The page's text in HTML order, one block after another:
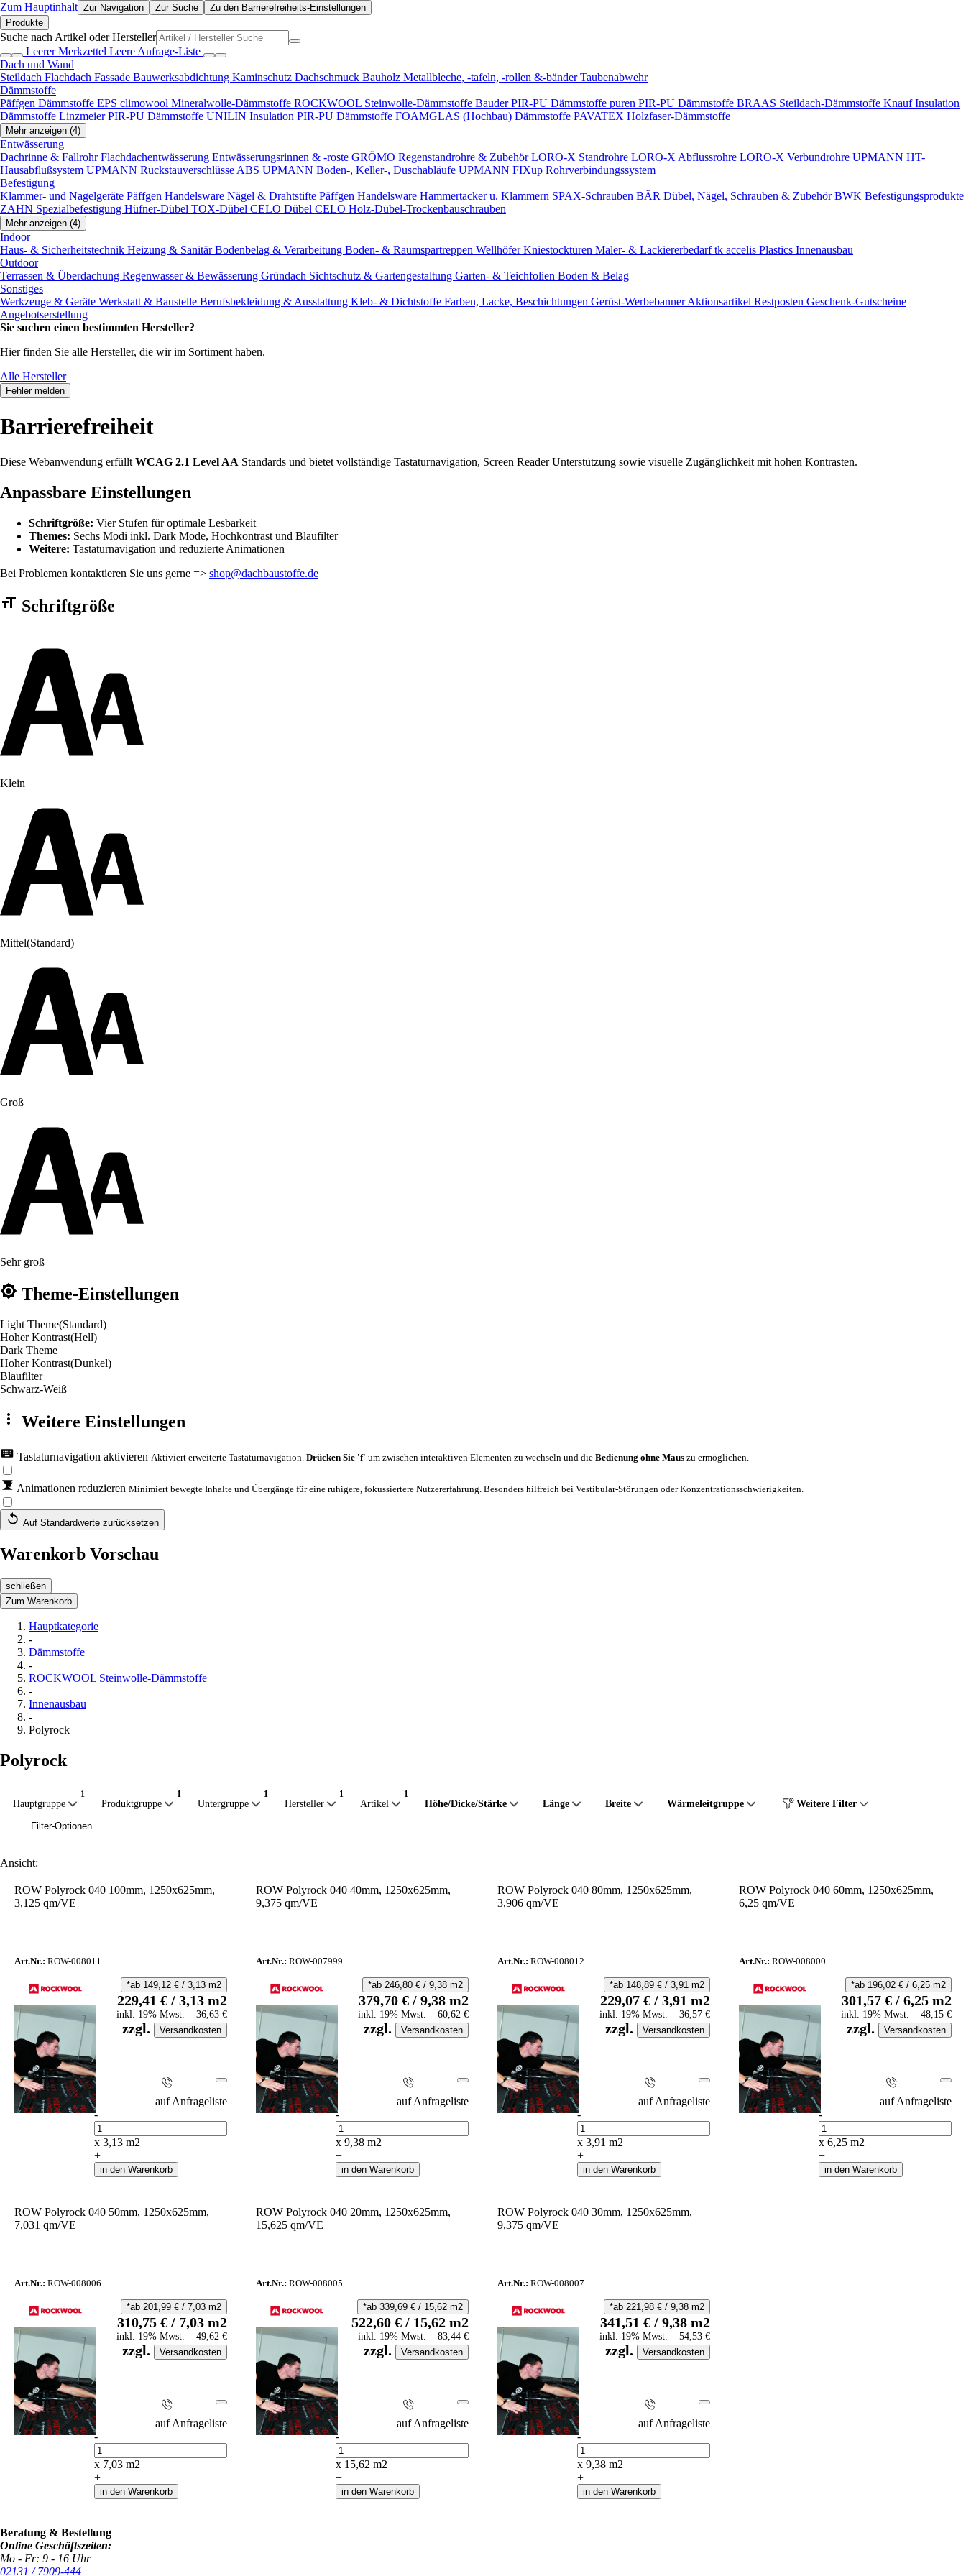
Zum Hauptinhalt Zur Navigation Zur Suche
Zu den Barrierefreiheits-Einstellungen
Produkte
Suche nach Artikel oder Hersteller
Leerer Merkzettel Leere Anfrage-Liste
Dach und Wand
Steildach Flachdach Fassade Bauwerksabdichtung Kaminschutz Dachschmuck Bauholz Metallbleche, -tafeln, -rollen &-bänderTaubenabwehr
Dämmstoffe
Päffgen Dämmstoffe EPS climowool Mineralwolle-Dämmstoffe ROCKWOOL Steinwolle-Dämmstoffe Bauder PIR-PU Dämmstoffe puren PIR-PU Dämmstoffe BRAAS Steildach-Dämmstoffe Knauf Insulation
Dämmstoffe Linzmeier PIR-PU Dämmstoffe UNILIN Insulation PIR-PU Dämmstoffe FOAMGLAS (Hochbau) Dämmstoffe PAVATEX Holzfaser-Dämmstoffe
Mehr anzeigen (4)
Entwässerung
Dachrinne & FallrohrFlachdachentwässerung Entwässerungsrinnen & -roste GRÖMO Regenstandrohre & ZubehörLORO-X Standrohre LORO-X Abflussrohre LORO-X Verbundrohre UPMANN HT-
Hausabflußsystem UPMANN Rückstauverschlüsse ABS UPMANN Boden-, Keller-, Duschabläufe UPMANN FIXup Rohrverbindungssystem
Befestigung
Klammer- und Nagelgeräte Päffgen Handelsware Nägel & Drahtstifte Päffgen Handelsware Hammertacker u. Klammern SPAX-Schrauben BÄR Dübel, Nägel, Schrauben & ZubehörBWK Befestigungsprodukte
ZAHN Spezialbefestigung Hüfner-Dübel TOX-Dübel CELO Dübel CELO Holz-Dübel-Trockenbauschrauben
Mehr anzeigen (4)
Indoor
Haus- & Sicherheitstechnik Heizung & SanitärBodenbelag & Verarbeitung Boden- & Raumspartreppen Wellhöfer Kniestocktüren Maler- & Lackiererbedarftk accelis Plastics Innenausbau
Outdoor
Terrassen & Überdachung Regenwasser & Bewässerung Gründach Sichtschutz & Gartengestaltung Garten- & Teichfolien Boden & Belag
Sonstiges
Werkzeuge & Geräte Werkstatt & Baustelle Berufsbekleidung & Ausstattung Kleb- & Dichtstoffe Farben, Lacke, Beschichtungen Gerüst-WerbebannerAktionsartikel Restposten Geschenk-Gutscheine
Angebotserstellung
Sie suchen einen bestimmten Hersteller?
Hier finden Sie alle Hersteller, die wir im Sortiment haben.
Alle Hersteller
Fehler melden
Barrierefreiheit
Diese Webanwendung erfüllt WCAG 2.1 Level AA Standards und bietet vollständige Tastaturnavigation, Screen Reader Unterstützung sowie visuelle Zugänglichkeit mit hohen Kontrasten.
Anpassbare Einstellungen
Schriftgröße: Vier Stufen für optimale Lesbarkeit
Themes: Sechs Modi inkl. Dark Mode, Hochkontrast und Blaufilter
Weitere: Tastaturnavigation und reduzierte Animationen
Bei Problemen kontaktieren Sie uns gerne => shop@dachbaustoffe.de
Barrierefreiheit Einstellungen Formular
Schriftgröße
Klein
Mittel(Standard)
Groß
Sehr groß
Theme-Einstellungen
Light Theme(Standard)
Hoher Kontrast(Hell)
Dark Theme
Hoher Kontrast(Dunkel)
Blaufilter
Schwarz-Weiß
Weitere Einstellungen
Tastaturnavigation aktivieren Aktiviert erweiterte Tastaturnavigation. Drücken Sie 'f' um zwischen interaktiven Elementen zu wechseln und die Bedienung ohne Maus zu ermöglichen.
Animationen reduzieren Minimiert bewegte Inhalte und Übergänge für eine ruhigere, fokussiertere Nutzererfahrung. Besonders hilfreich bei Vestibular-Störungen oder Konzentrationsschwierigkeiten.
Auf Standardwerte zurücksetzen
Warenkorb Vorschau
schließen
Zum Warenkorb
Hauptkategorie
-
Dämmstoffe
-
ROCKWOOL Steinwolle-Dämmstoffe
-
Innenausbau
-
Polyrock
Polyrock
Hauptgruppe Produktgruppe Untergruppe Hersteller Artikel Höhe/Dicke/Stärke Länge Breite Wärmeleitgruppe Weitere Filter
Filter-Optionen
Ansicht:
ROW Polyrock 040 100mm, 1250x625mm,
3,125 qm/VE
Art.Nr.: ROW-008011
auf Anfrageliste
-
Anzahl
x 3,13 m2
+
in den Warenkorb
*ab 149,12 €/ 3,13 m2
229,41 €/ 3,13 m2
inkl. 19% Mwst. = 36,63 €
zzgl. Versandkosten
ROW Polyrock 040 40mm, 1250x625mm,
9,375 qm/VE
Art.Nr.: ROW-007999
auf Anfrageliste
-
Anzahl
x 9,38 m2
+
in den Warenkorb
*ab 246,80 €/ 9,38 m2
379,70 €/ 9,38 m2
inkl. 19% Mwst. = 60,62 €
zzgl. Versandkosten
ROW Polyrock 040 80mm, 1250x625mm,
3,906 qm/VE
Art.Nr.: ROW-008012
auf Anfrageliste
-
Anzahl
x 3,91 m2
+
in den Warenkorb
*ab 148,89 €/ 3,91 m2
229,07 €/ 3,91 m2
inkl. 19% Mwst. = 36,57 €
zzgl. Versandkosten
ROW Polyrock 040 60mm, 1250x625mm,
6,25 qm/VE
Art.Nr.: ROW-008000
auf Anfrageliste
-
Anzahl
x 6,25 m2
+
in den Warenkorb
*ab 196,02 €/ 6,25 m2
301,57 €/ 6,25 m2
inkl. 19% Mwst. = 48,15 €
zzgl. Versandkosten
ROW Polyrock 040 50mm, 1250x625mm,
7,031 qm/VE
Art.Nr.: ROW-008006
auf Anfrageliste
-
Anzahl
x 7,03 m2
+
in den Warenkorb
*ab 201,99 €/ 7,03 m2
310,75 €/ 7,03 m2
inkl. 19% Mwst. = 49,62 €
zzgl. Versandkosten
ROW Polyrock 040 20mm, 1250x625mm,
15,625 qm/VE
Art.Nr.: ROW-008005
auf Anfrageliste
-
Anzahl
x 15,62 m2
+
in den Warenkorb
*ab 339,69 €/ 15,62 m2
522,60 €/ 15,62 m2
inkl. 19% Mwst. = 83,44 €
zzgl. Versandkosten
ROW Polyrock 040 30mm, 1250x625mm,
9,375 qm/VE
Art.Nr.: ROW-008007
auf Anfrageliste
-
Anzahl
x 9,38 m2
+
in den Warenkorb
*ab 221,98 €/ 9,38 m2
341,51 €/ 9,38 m2
inkl. 19% Mwst. = 54,53 €
zzgl. Versandkosten
Beratung & Bestellung
Online Geschäftszeiten:
Mo - Fr: 9 - 16 Uhr
02131 / 7909-444